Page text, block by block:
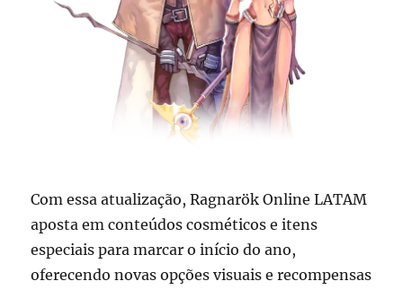
Com essa atualização, Ragnarök Online LATAM
aposta em conteúdos cosméticos e itens
especiais para marcar o início do ano,
oferecendo novas opções visuais e recompensas